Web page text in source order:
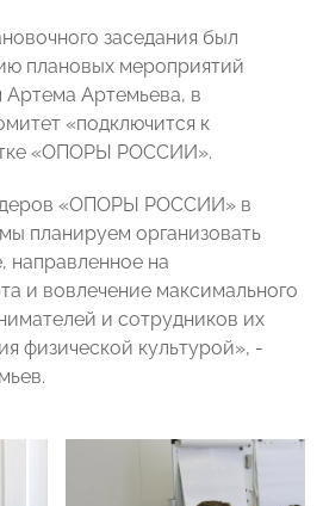
заседания был
плановых мероприятий
Артемьева, в
«подключится к
«ОПОРЫ РОССИИ».
«ОПОРЫ РОССИИ» в
планируем организовать
направленное на
и вовлечение максимального
и сотрудников их
физической культурой», -